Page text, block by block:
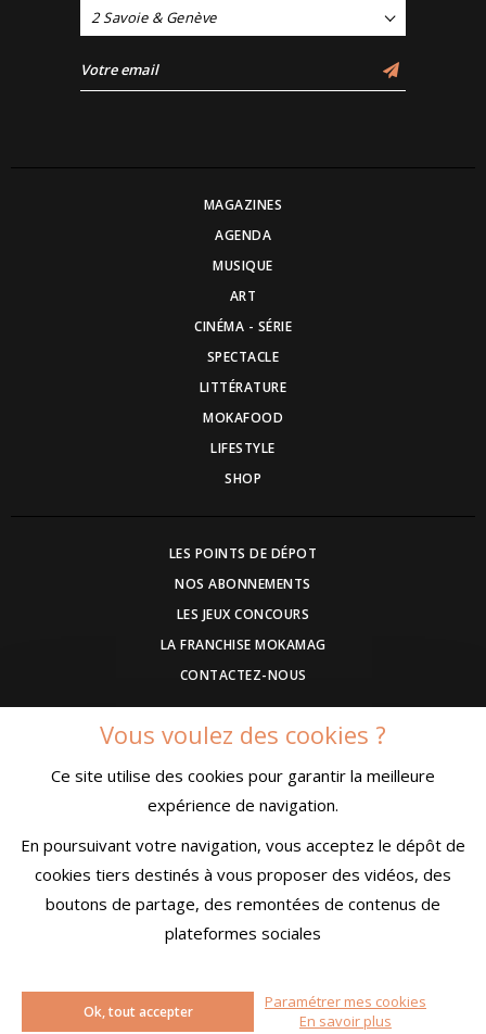
2 Savoie & Genève
MAGAZINES
AGENDA
MUSIQUE
ART
CINÉMA - SÉRIE
SPECTACLE
LITTÉRATURE
MOKAFOOD
LIFESTYLE
SHOP
LES POINTS DE DÉPOT
NOS ABONNEMENTS
LES JEUX CONCOURS
LA FRANCHISE MOKAMAG
CONTACTEZ-NOUS
DEVENEZ ANNONCEUR
COMMUNIQUEZ UN EVENEMENT
CONDITIONS GÉNÉRALES DE VENTE
MENTIONS LÉGALES
CONFIDENTIALITÉ
© MokaMag
Créé avec passion par
Pure Illusion
Vous voulez des cookies ?
Ce site utilise des cookies pour garantir la meilleure
expérience de navigation.
En poursuivant votre navigation, vous acceptez le dépôt de
cookies tiers destinés à vous proposer des vidéos, des
boutons de partage, des remontées de contenus de
plateformes sociales
Ok, tout accepter
Paramétrer mes cookies
En savoir plus